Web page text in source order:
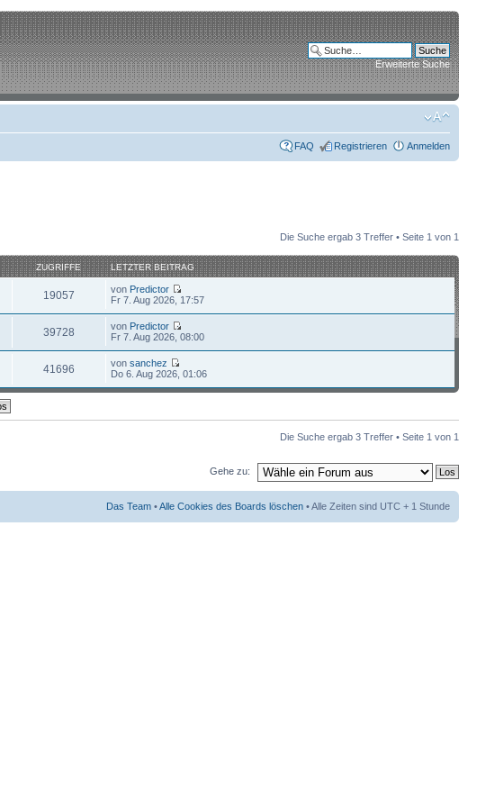
Erweiterte Suche
FAQ Registrieren Anmelden
Die Suche ergab 3 Treffer • Seite 1 von 1
ZUGRIFFE LETZTER BEITRAG
19057 von Predictor
Fr 7. Aug 2026, 17:57
39728 von Predictor
Fr 7. Aug 2026, 08:00
41696 vonsanchez
Do 6. Aug 2026, 01:06
Die Suche ergab 3 Treffer • Seite 1 von 1
Gehe zu:
Das Team •Alle Cookies des Boards löschen • Alle Zeiten sind UTC + 1 Stunde